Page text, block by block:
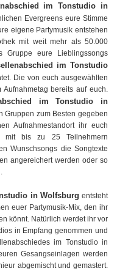
im Tonstudio in
Evergreens eure Stimme
eigene Partymusik entstehen
mit weit mehr als 50.000
Gruppe eure Lieblingssongs
im Tonstudio
Die von euch ausgewählten
bereits auf euch.
im Tonstudio in
Gruppen zum Besten gegeben
Aufnahmestandort ihr euch
mit bis zu 25 Teilnehmern
Wunschsongs die Songtexte
angereichert werden oder so
in Wolfsburg entsteht
euer Partymusik-Mix, den ihr
könnt. Natürlich werdet ihr vor
in Empfang genommen und
im Tonstudio in
Gesangseinlagen werden
abgemischt und gemastert.